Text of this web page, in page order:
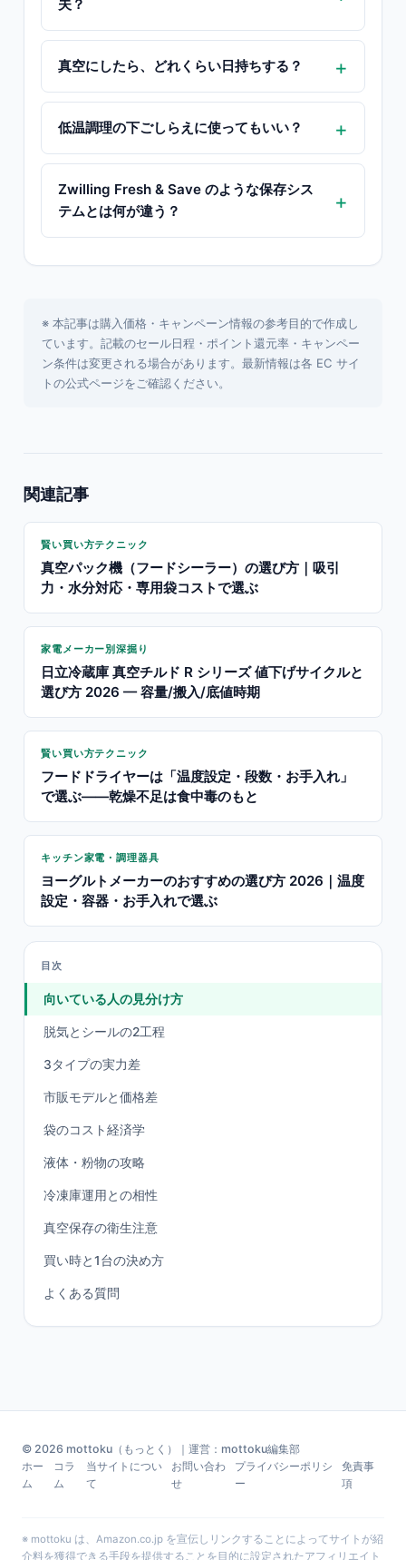
夫？
真空にしたら、どれくらい日持ちする？
低温調理の下ごしらえに使ってもいい？
Zwilling Fresh & Save のような保存シス
テムとは何が違う？
※ 本記事は購入価格・キャンペーン情報の参考目的で作成し
ています。記載のセール日程・ポイント還元率・キャンペー
ン条件は変更される場合があります。最新情報は各 EC サイ
トの公式ページをご確認ください。
関連記事
賢い買い方テクニック
真空パック機（フードシーラー）の選び方｜吸引
力・水分対応・専用袋コストで選ぶ
家電メーカー別深掘り
日立冷蔵庫 真空チルド R シリーズ 値下げサイクルと
選び方 2026 — 容量/搬入/底値時期
賢い買い方テクニック
フードドライヤーは「温度設定・段数・お手入れ」
で選ぶ——乾燥不足は食中毒のもと
キッチン家電・調理器具
ヨーグルトメーカーのおすすめの選び方 2026｜温度
設定・容器・お手入れで選ぶ
目次
向いている人の見分け方
脱気とシールの2工程
3タイプの実力差
市販モデルと価格差
袋のコスト経済学
液体・粉物の攻略
冷凍庫運用との相性
真空保存の衛生注意
買い時と1台の決め方
よくある質問
© 2026 mottoku（もっとく）｜運営：mottoku編集部
ホー
ム
コラ
ム
当サイトについ
て
お問い合わ
せ
プライバシーポリシ
ー
免責事
項
※ mottoku は、Amazon.co.jp を宣伝しリンクすることによってサイトが紹
介料を獲得できる手段を提供することを目的に設定されたアフィリエイト